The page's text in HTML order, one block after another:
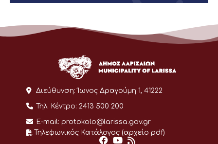
Διεύθυνση: Ίωνος Δραγούμη 1, 41222
Τηλ. Κέντρο: 2413 500 200
E-mail: protokolo@larissa.gov.gr
Τηλεφωνικός Κατάλογος (αρχείο pdf)